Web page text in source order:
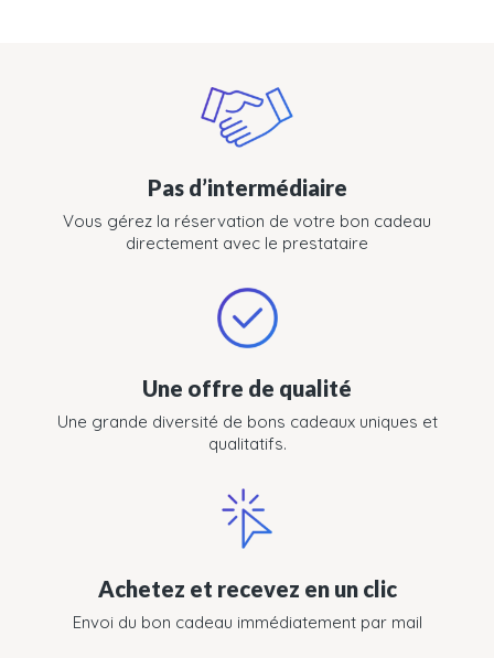
Pas d’intermédiaire
Vous gérez la réservation de votre bon cadeau
directement avec le prestataire
Une offre de qualité
Une grande diversité de bons cadeaux uniques et
qualitatifs.
Achetez et recevez en un clic
Envoi du bon cadeau immédiatement par mail